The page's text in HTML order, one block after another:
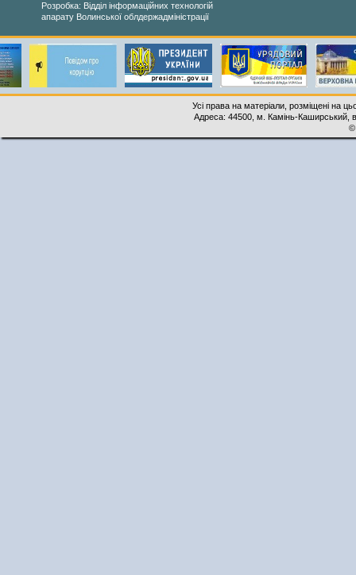
Розробка: Відділ інформаційних технологій
апарату Волинської облдержадміністрації
Усі права на матеріали, розміщені на
Адреса: 44500, м. Камінь-Каширський,
©